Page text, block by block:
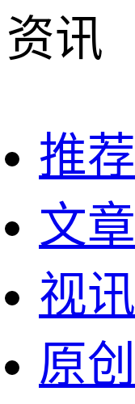
资讯
推荐
文章
视讯
原创